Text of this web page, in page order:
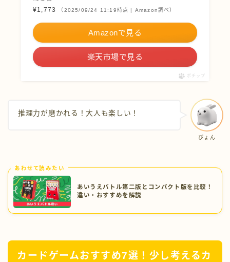
¥1,773
（2025/09/24 11:19時点 | Amazon調べ）
Amazonで見る
楽天市場で見る
ポチップ
ぴょん
推理力が磨かれる！大人も楽しい！
あわせて読みたい
あいうえバトル第二版とコンパクト版を比較！
違い・おすすめを解説
カードゲームおすすめ7選！少し考えるカ